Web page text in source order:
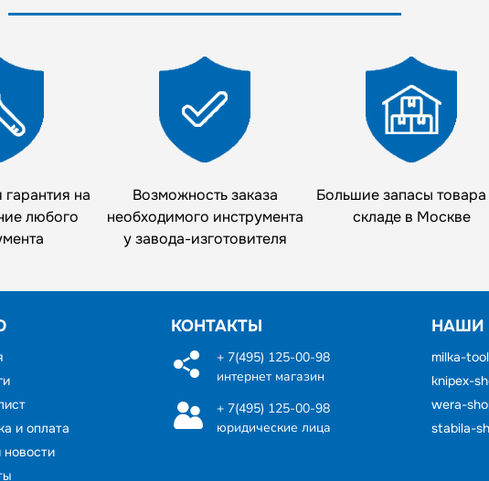
на
любого
Возможность заказа
необходимого инструмента
у завода-изготовителя
Большие запасы товара
складе в Москве
и оплата
новости
КОНТАКТЫ
+ 7(495) 125-00-98
интернет магазин
+ 7(495) 125-00-98
юридические лица
НАШИ
milka-
knipex-
wera-
stabila-